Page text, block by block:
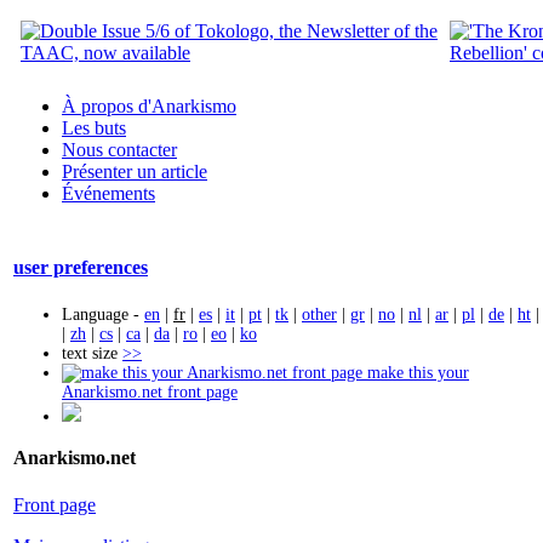
À propos d'Anarkismo
Les buts
Nous contacter
Présenter un article
Événements
user preferences
Language - en | fr | es | it | pt | tk | other | gr | no | nl | ar | pl | de | ht |
| zh | cs | ca | da | ro | eo | ko
text size >>
make this your
Anarkismo.net front page
Anarkismo.net
Front page